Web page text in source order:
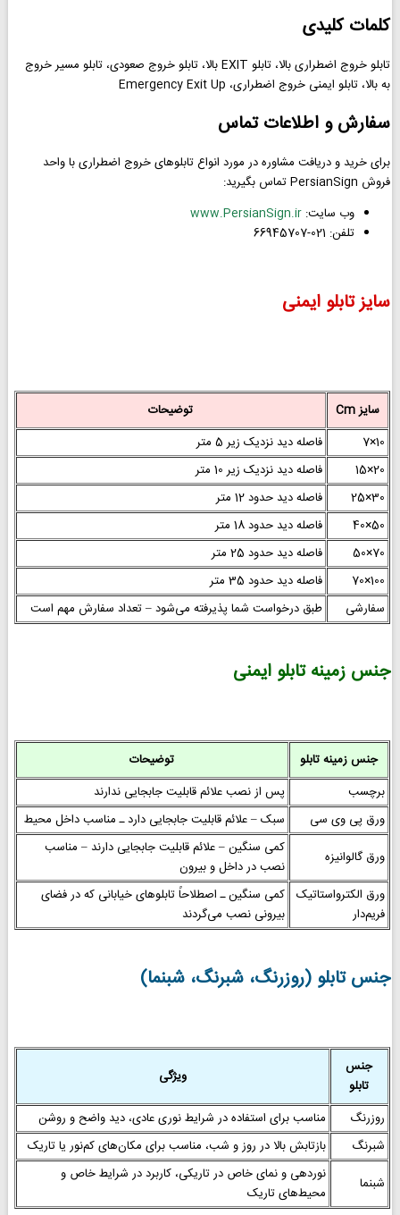
کلمات کلیدی
تابلو خروج اضطراری بالا، تابلو EXIT بالا، تابلو خروج صعودی، تابلو مسیر خروج
به بالا، تابلو ایمنی خروج اضطراری، Emergency Exit Up
سفارش و اطلاعات تماس
برای خرید و دریافت مشاوره در مورد انواع تابلوهای خروج اضطراری با واحد
فروش PersianSign تماس بگیرید:
وب سایت:www.PersianSign.ir
تلفن: 021-66945707
سایز تابلو ایمنی
سایز Cm
توضیحات
10×7
فاصله دید نزدیک زیر 5 متر
20×15
فاصله دید نزدیک زیر 10 متر
30×25
فاصله دید حدود 12 متر
50×40
فاصله دید حدود 18 متر
70×50
فاصله دید حدود 25 متر
100×70
فاصله دید حدود 35 متر
سفارشی
طبق درخواست شما پذیرفته می‌شود – تعداد سفارش مهم است
جنس زمینه تابلو ایمنی
جنس زمینه تابلو
توضیحات
برچسب
پس از نصب علائم قابلیت جابجایی ندارند
ورق پی وی سی
سبک – علائم قابلیت جابجایی دارد ـ مناسب داخل محیط
ورق گالوانیزه
کمی سنگین – علائم قابلیت جابجایی دارند – مناسب
نصب در داخل و بیرون
ورق الکترواستاتیک
فریم‌دار
کمی سنگین ـ اصطلاحاً تابلوهای خیابانی که در فضای
بیرونی نصب می‌گردند
جنس تابلو (روزرنگ، شبرنگ، شبنما)
جنس
تابلو
ویژگی
روزرنگ
مناسب برای استفاده در شرایط نوری عادی، دید واضح و روشن
شبرنگ
بازتابش بالا در روز و شب، مناسب برای مکان‌های کم‌نور یا تاریک
شبنما
نوردهی و نمای خاص در تاریکی، کاربرد در شرایط خاص و
محیط‌های تاریک